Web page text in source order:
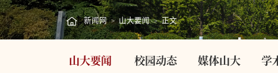
新闻网 > 山大要闻 > 正文
山大要闻 校园动态 媒体山大 学